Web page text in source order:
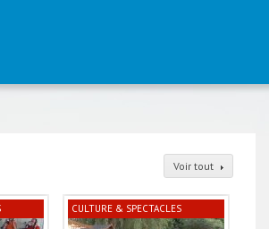
Voir tout
CULTURE & SPECTACLES